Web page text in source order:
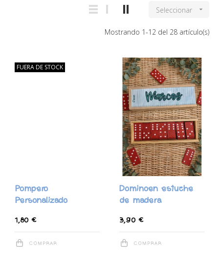
Seleccionar 
Mostrando 1-12 del 28 artículo(s)
FUERA DE STOCK
Pompero
Personalizado
1,80 €
COMPRAR
Dominoen estuche
de madera
3,90 €
COMPRAR